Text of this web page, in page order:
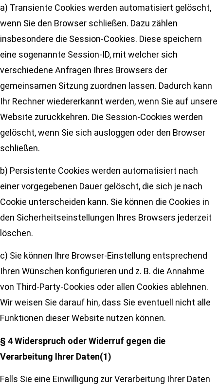
a) Transiente Cookies werden automatisiert gelöscht,
wenn Sie den Browser schließen. Dazu zählen
insbesondere die Session-Cookies. Diese speichern
eine sogenannte Session-ID, mit welcher sich
verschiedene Anfragen Ihres Browsers der
gemeinsamen Sitzung zuordnen lassen. Dadurch kann
Ihr Rechner wiedererkannt werden, wenn Sie auf unsere
Website zurückkehren. Die Session-Cookies werden
gelöscht, wenn Sie sich ausloggen oder den Browser
schließen.
b) Persistente Cookies werden automatisiert nach
einer vorgegebenen Dauer gelöscht, die sich je nach
Cookie unterscheiden kann. Sie können die Cookies in
den Sicherheitseinstellungen Ihres Browsers jederzeit
löschen.
c) Sie können Ihre Browser-Einstellung entsprechend
Ihren Wünschen konfigurieren und z. B. die Annahme
von Third-Party-Cookies oder allen Cookies ablehnen.
Wir weisen Sie darauf hin, dass Sie eventuell nicht alle
Funktionen dieser Website nutzen können.
§ 4 Widerspruch oder Widerruf gegen die
Verarbeitung Ihrer Daten(1)
Falls Sie eine Einwilligung zur Verarbeitung Ihrer Daten